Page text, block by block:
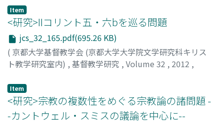
南, 翔一朗
Item
<研究>IIコリント五・六bを巡る問題
jcs_32_165.pdf(695.26 KB)
( 京都大学基督教学会 (京都大学大学院文学研究科キリス
ト教学研究室内) , 基督教学研究 , Volume 32 , 2012 ,
田代, 英樹
Item
<研究>宗教の複数性をめぐる宗教論の諸問題 -
-カントウェル・スミスの議論を中心に--